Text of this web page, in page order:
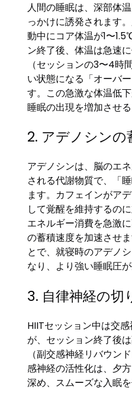
人間の睡眠は、深部体
っかけに誘発されます
動中にコア体温が1〜
ン終了後、体温は急速
（セッションの3〜4時
い状態になる「オーバ
す。この急激な体温低
睡眠の出現を増加させ
2. アデノシンの
アデノシンは、脳のエ
される代謝物質で、「
ます。カフェインがア
して覚醒を維持するの
エネルギー消費を急激
の蓄積速度を加速させ
とで、就寝時のアデノ
なり、より強い睡眠圧が
3. 自律神経の切
HIITセッション中は交
が、セッション終了後
（副交感神経リバウン
感神経の活性化は、夕
深め、スムーズな入眠を